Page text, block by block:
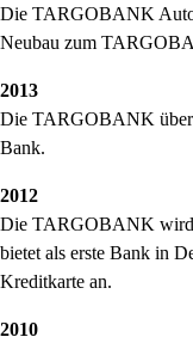
Die TARGOBANK
Neubau zum
2013
Die TARGOBANK
Bank.
2012
Die TARGOBANK wird
bietet als erste Bank in
Kreditkarte an.
2010